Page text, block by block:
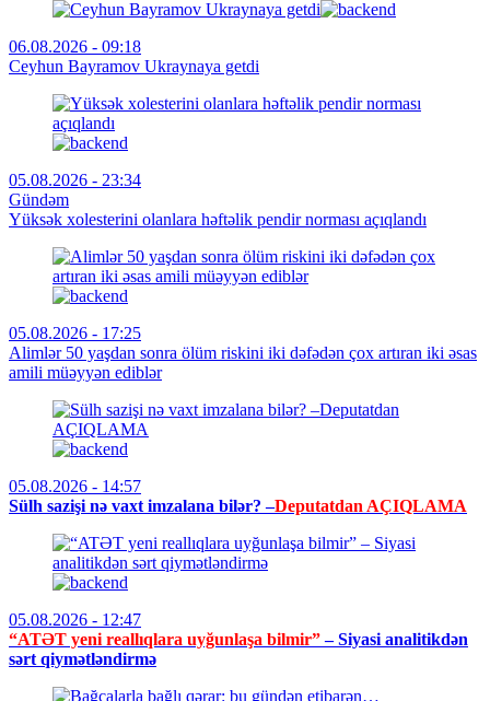
06.08.2026 - 09:18
Ceyhun Bayramov Ukraynaya getdi
05.08.2026 - 23:34
Gündəm
Yüksək xolesterini olanlara həftəlik pendir norması açıqlandı
05.08.2026 - 17:25
Alimlər 50 yaşdan sonra ölüm riskini iki dəfədən çox artıran iki əsas
amili müəyyən ediblər
05.08.2026 - 14:57
Sülh sazişi nə vaxt imzalana bilər? –Deputatdan AÇIQLAMA
05.08.2026 - 12:47
“ATƏT yeni reallıqlara uyğunlaşa bilmir”– Siyasi analitikdən
sərt qiymətləndirmə